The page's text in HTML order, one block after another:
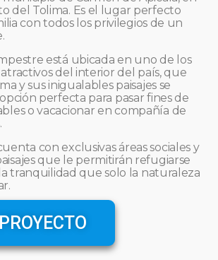
del Tolima. Es el lugar perfecto
con todos los privilegios de un
está ubicada en uno de los
del interior del país, que
y sus inigualables paisajes se
perfecta para pasar fines de
o vacacionar en compañía de
con exclusivas áreas sociales y
que le permitirán refugiarse
tranquilidad que solo la naturaleza